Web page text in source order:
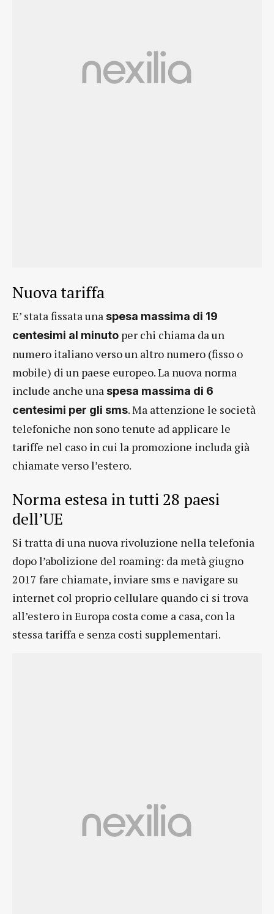
Nuova tariffa
E’ stata fissata unaspesa massima di 19
centesimi al minuto per chi chiama da un
numero italiano verso un altro numero (fisso o
mobile) di un paese europeo. La nuova norma
include anche unaspesa massima di 6
centesimi per gli sms. Ma attenzione le società
telefoniche non sono tenute ad applicare le
tariffe nel caso in cui la promozione includa già
chiamate verso l’estero.
Norma estesa in tutti 28 paesi
dell’UE
Si tratta di una nuova rivoluzione nella telefonia
dopo l’abolizione del roaming: da metà giugno
2017 fare chiamate, inviare sms e navigare su
internet col proprio cellulare quando ci si trova
all’estero in Europa costa come a casa, con la
stessa tariffa e senza costi supplementari.